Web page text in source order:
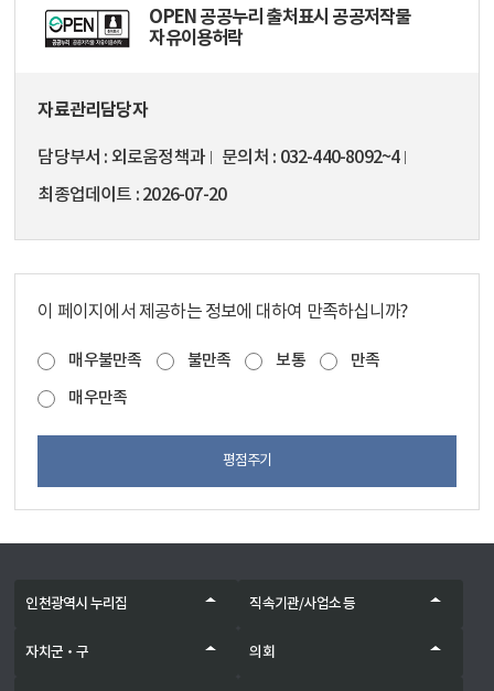
OPEN 공공누리 출처표시 공공저작물
자유이용허락
자료관리담당자
담당부서 외로움정책과 문의처
032-440-8092~4
최종업데이트
2026-07-20
이 페이지에서 제공하는 정보에 대하여 만족하십니까?
매우불만족 불만족 보통
만족
매우만족
평점주기
인천광역시 누리집 직속기관/사업소 등
자치군‧구 의회